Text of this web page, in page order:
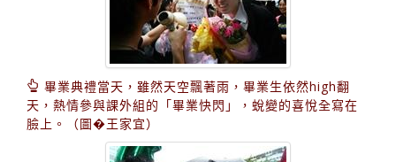
畢業典禮當天，雖然天空飄著雨，畢業生依然high翻
天，熱情參與課外組的「畢業快閃」，蛻變的喜悅全寫在
臉上。（圖�王家宜）